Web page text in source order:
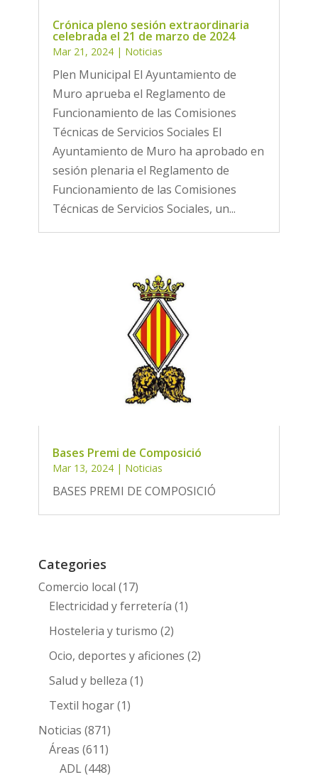
Crónica pleno sesión extraordinaria
celebrada el 21 de marzo de 2024
Mar 21, 2024| Noticias
Plen Municipal El Ayuntamiento de
Muro aprueba el Reglamento de
Funcionamiento de las Comisiones
Técnicas de Servicios Sociales El
Ayuntamiento de Muro ha aprobado en
sesión plenaria el Reglamento de
Funcionamiento de las Comisiones
Técnicas de Servicios Sociales, un...
Bases Premi de Composició
Mar 13, 2024| Noticias
BASES PREMI DE COMPOSICIÓ
Categories
Comercio local (17)
Electricidad y ferretería (1)
Hosteleria y turismo (2)
Ocio, deportes y aficiones (2)
Salud y belleza (1)
Textil hogar(1)
Noticias (871)
Áreas (611)
ADL(448)